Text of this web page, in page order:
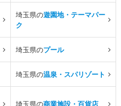
埼玉県の遊園地・テーマパー
ク
埼玉県のプール
埼玉県の温泉・スパリゾート
埼玉県の商業施設・百貨店